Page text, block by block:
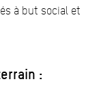
à but social et
: